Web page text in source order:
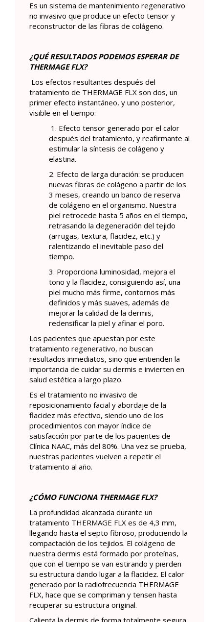
Es un sistema de mantenimiento regenerativo
no invasivo que produce un efecto tensor y
reconstructor de las fibras de colágeno.
¿QUÉ RESULTADOS PODEMOS ESPERAR DE
THERMAGE FLX?
Los efectos resultantes después del
tratamiento de THERMAGE FLX son dos, un
primer efecto instantáneo, y uno posterior,
visible en el tiempo:
1. Efecto tensor generado por el calor
después del tratamiento, y reafirmante al
estimular la síntesis de colágeno y
elastina.
2. Efecto de larga duración: se producen
nuevas fibras de colágeno a partir de los
3 meses, creando un banco de reserva
de colágeno en el organismo. Nuestra
piel retrocede hasta 5 años en el tiempo,
retrasando la degeneración del tejido
(arrugas, textura, flacidez, etc.) y
ralentizando el inevitable paso del
tiempo.
3. Proporciona luminosidad, mejora el
tono y la flacidez, consiguiendo así, una
piel mucho más firme, contornos más
definidos y más suaves, además de
mejorar la calidad de la dermis,
redensificar la piel y afinar el poro.
Los pacientes que apuestan por este
tratamiento regenerativo, no buscan
resultados inmediatos, sino que entienden la
importancia de cuidar su dermis e invierten en
salud estética a largo plazo.
Es el tratamiento no invasivo de
reposicionamiento facial y abordaje de la
flacidez más efectivo, siendo uno de los
procedimientos con mayor índice de
satisfacción por parte de los pacientes de
Clínica NAAC, más del 80%. Una vez se prueba,
nuestras pacientes vuelven a repetir el
tratamiento al año.
¿CÓMO FUNCIONA THERMAGE FLX?
La profundidad alcanzada durante un
tratamiento THERMAGE FLX es de 4,3 mm,
llegando hasta el septo fibroso, produciendo la
compactación de los tejidos. El colágeno de
nuestra dermis está formado por proteínas,
que con el tiempo se van estirando y pierden
su estructura dando lugar a la flacidez. El calor
generado por la radiofrecuencia THERMAGE
FLX, hace que se compriman y tensen hasta
recuperar su estructura original.
Calienta la dermis de forma totalmente segura